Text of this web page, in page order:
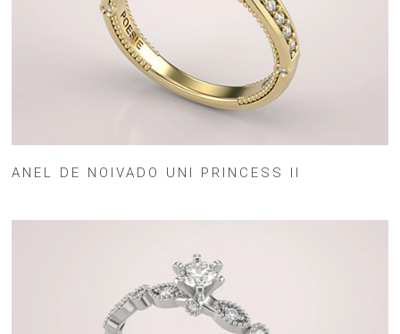
ANEL DE NOIVADO UNI PRINCESS II